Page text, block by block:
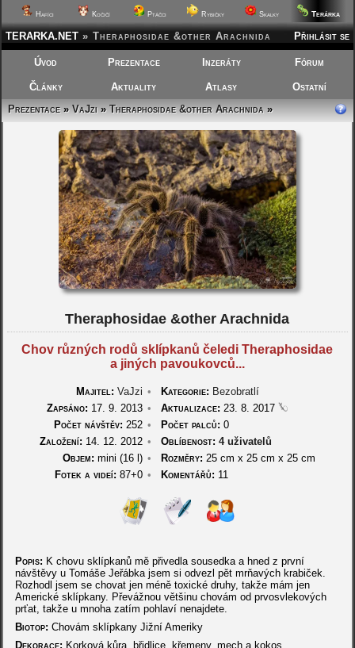
Hafíci Kočičí Ptáčci Rybičky Skalky Terárka
Přihlásit se
TERARKA.NET » Theraphosidae &other Arachnida
Úvod Prezentace Inzeráty Fórum
Články Aktuality Atlasy
Ostatní
Prezentace»VaJzi»Theraphosidae &other Arachnida»
Theraphosidae &other Arachnida
Chov různých rodů sklípkanů čeledi Theraphosidae
a jiných pavoukovců...
Majitel: VaJzi • Kategorie: Bezobratlí
Zapsáno: 17. 9. 2013 • Aktualizace: 23. 8. 2017
Počet návštěv: 252 • Počet palců: 0
Založení: 14. 12. 2012 • Oblíbenost: 4 uživatelů
Objem: mini (16 l) • Rozměry: 25 cm x 25 cm x 25 cm
Fotek a videí: 87+0 • Komentářů: 11
Popis: K chovu sklípkanů mě přivedla sousedka a hned z první
návštěvy u Tomáše Jeřábka jsem si odvezl pět mrňavých krabiček.
Rozhodl jsem se chovat jen méně toxické druhy, takže mám jen
Americké sklípkany. Převážnou většinu chovám od prvosvlekových
prťat, takže u mnoha zatím pohlaví nenajdete.
Biotop: Chovám sklípkany Jižní Ameriky
Dekorace: Korková kůra, břidlice, křemeny, mech a kokos